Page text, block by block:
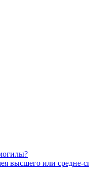
высшего или средне-